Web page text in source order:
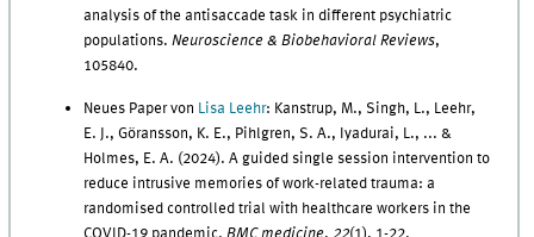
analysis of the antisaccade task in different psychiatric
populations.Neuroscience & Biobehavioral Reviews,
105840.
Neues Paper von Lisa Leehr: Kanstrup, M., Singh, L., Leehr,
E. J., Göransson, K. E., Pihlgren, S. A., Iyadurai, L., ... &
Holmes, E. A. (2024). A guided single session intervention to
reduce intrusive memories of work-related trauma: a
randomised controlled trial with healthcare workers in the